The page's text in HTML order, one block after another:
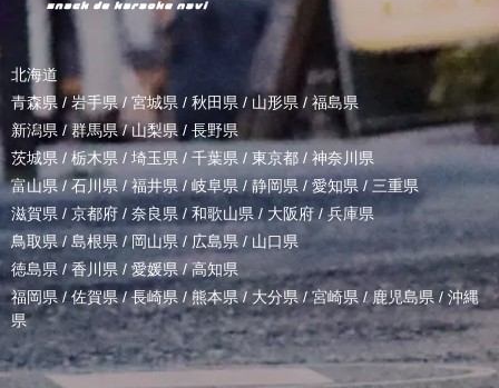
北海道
青森県 / 岩手県/ 宮城県 / 秋田県 / 山形県/ 福島県
新潟県 /群馬県/山梨県 / 長野県
茨城県 / 栃木県 / 埼玉県 / 千葉県 / 東京都 / 神奈川県
富山県 /石川県/福井県/岐阜県 / 静岡県 / 愛知県 / 三重県
滋賀県 / 京都府 / 奈良県 / 和歌山県/ 大阪府 /兵庫県
鳥取県/ 島根県 /岡山県/ 広島県 / 山口県
徳島県 /香川県 / 愛媛県/高知県
福岡県/佐賀県/長崎県 /熊本県/ 大分県/宮崎県 /鹿児島県 / 沖縄
県